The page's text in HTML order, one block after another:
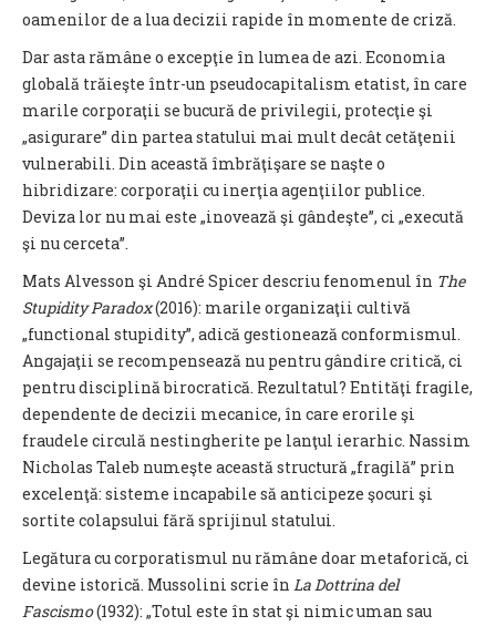
oamenilor de a lua decizii rapide în momente de criză.
Dar asta rămâne o excepţie în lumea de azi. Economia
globală trăieşte într-un pseudocapitalism etatist, în care
marile corporaţii se bucură de privilegii, protecţie şi
„asigurare” din partea statului mai mult decât cetăţenii
vulnerabili. Din această îmbrăţişare se naşte o
hibridizare: corporaţii cu inerţia agenţiilor publice.
Deviza lor nu mai este „inovează şi gândeşte”, ci „execută
şi nu cerceta”.
Mats Alvesson şi André Spicer descriu fenomenul în The
Stupidity Paradox(2016): marile organizaţii cultivă
„functional stupidity”, adică gestionează conformismul.
Angajaţii se recompensează nu pentru gândire critică, ci
pentru disciplină birocratică. Rezultatul? Entităţi fragile,
dependente de decizii mecanice, în care erorile şi
fraudele circulă nestingherite pe lanţul ierarhic. Nassim
Nicholas Taleb numeşte această structură „fragilă” prin
excelenţă: sisteme incapabile să anticipeze şocuri şi
sortite colapsului fără sprijinul statului.
Legătura cu corporatismul nu rămâne doar metaforică, ci
devine istorică. Mussolini scrie în La Dottrina del
Fascismo(1932): „Totul este în stat şi nimic uman sau